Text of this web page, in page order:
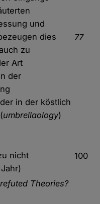
und
dies
zu
Art
der
in der köstlich
umbrellaology)
77
nicht
100
Theories?